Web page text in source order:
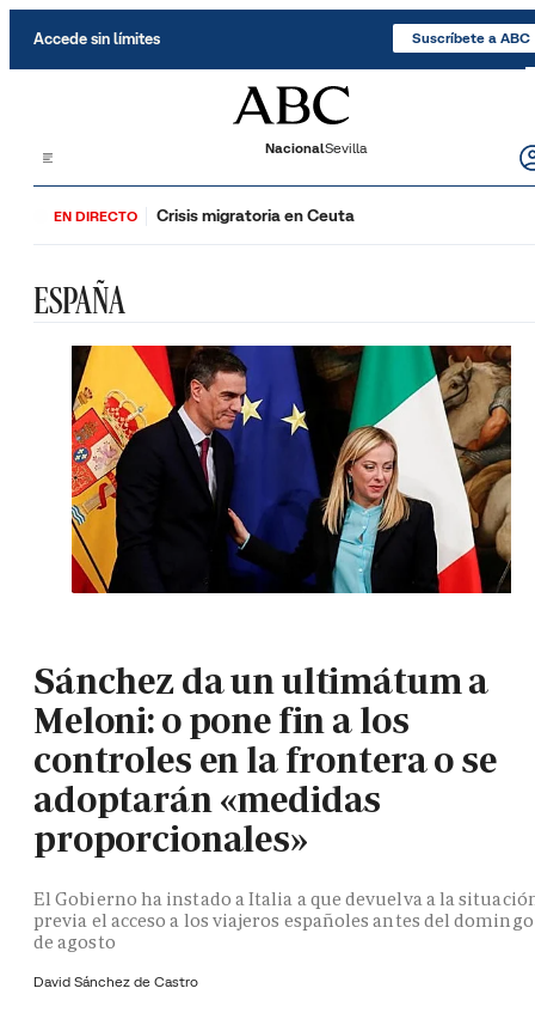
Accede sin límites Suscríbete a ABC
NacionalSevilla
EN DIRECTO Crisis migratoria en Ceuta
ESPAÑA
Sánchez da un ultimátum a
Meloni: o pone fin a los
controles en la frontera o se
adoptarán «medidas
proporcionales»
El Gobierno ha instado a Italia a que devuelva a la
previa el acceso a los viajeros españoles antes del domingo
de agosto
David Sánchez de Castro